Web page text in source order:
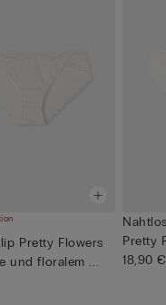
Pretty Flowers
und floralem ...
Pretty
18,90 €